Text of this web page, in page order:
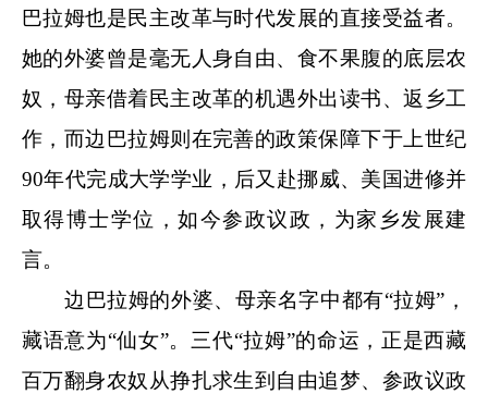
巴拉姆也是民主改革与时代发展的直接受益者。
她的外婆曾是毫无人身自由、食不果腹的底层农
奴，母亲借着民主改革的机遇外出读书、返乡工
作，而边巴拉姆则在完善的政策保障下于上世纪
90年代完成大学学业，后又赴挪威、美国进修并
取得博士学位，如今参政议政，为家乡发展建
言。
边巴拉姆的外婆、母亲名字中都有“拉姆”，
藏语意为“仙女”。三代“拉姆”的命运，正是西藏
百万翻身农奴从挣扎求生到自由追梦、参政议政